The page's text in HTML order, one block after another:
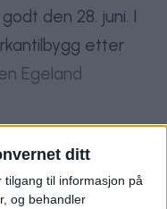
ditt
til informasjon på
og behandler
den 28. juni. I
etter
Egeland